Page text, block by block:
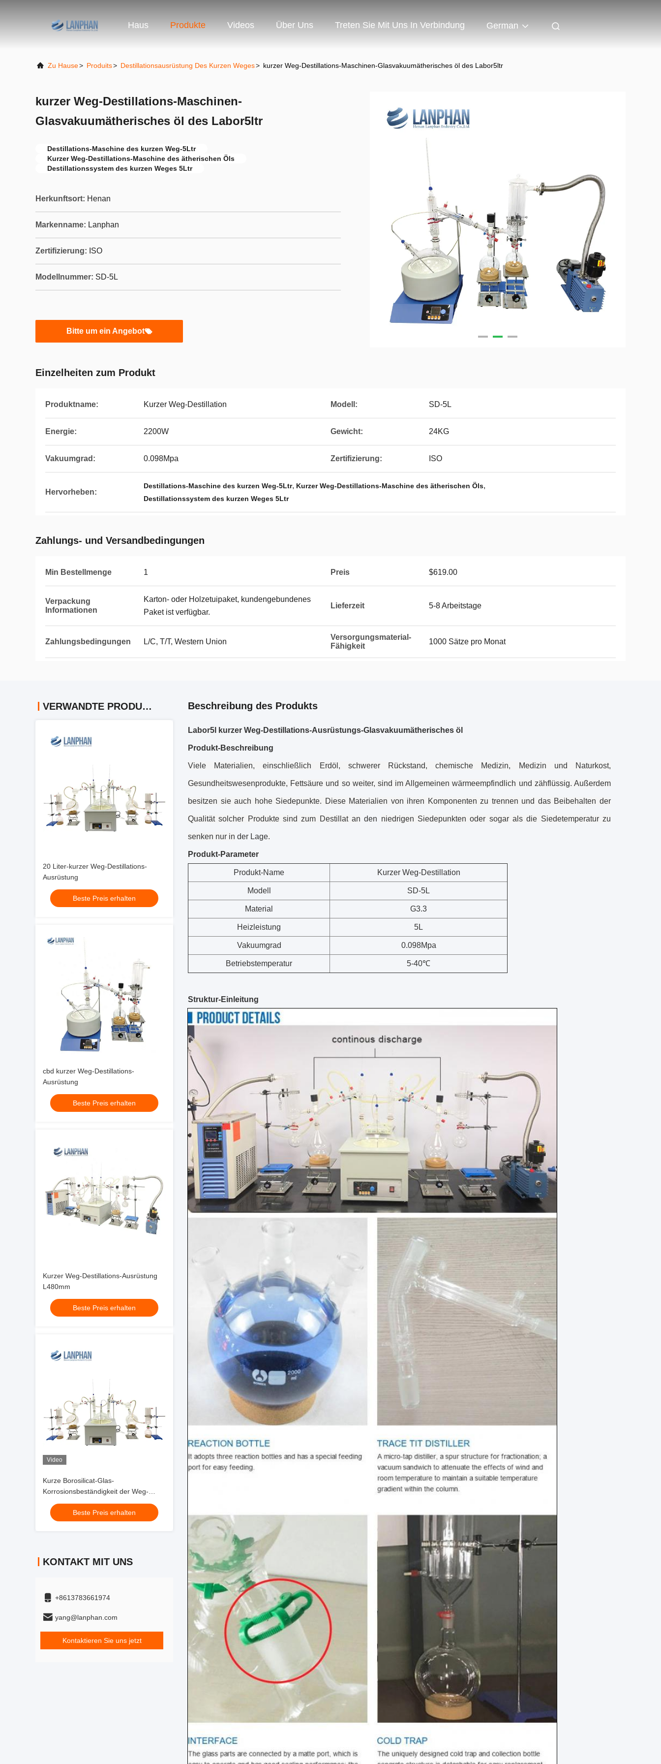
Haus Produkte Videos Über Uns Treten Sie Mit Uns In Verbindung German
Zu Hause> Produits> Destillationsausrüstung Des Kurzen Weges> kurzer Weg-Destillations-Maschinen-Glasvakuumätherisches öl des Labor5ltr
kurzer Weg-Destillations-Maschinen-
Glasvakuumätherisches öl des Labor5ltr
Destillations-Maschine des kurzen Weg-5Ltr
Kurzer Weg-Destillations-Maschine des ätherischen Öls
Destillationssystem des kurzen Weges 5Ltr
Herkunftsort: Henan
Markenname: Lanphan
Zertifizierung: ISO
Modellnummer: SD-5L
Bitte um ein Angebot
Einzelheiten zum Produkt
Produktname: Kurzer Weg-Destillation Modell: SD-5L
Energie: 2200W Gewicht: 24KG
Vakuumgrad: 0.098Mpa Zertifizierung: ISO
Hervorheben:
Destillations-Maschine des kurzen Weg-5Ltr, Kurzer Weg-Destillations-Maschine des ätherischen Öls,
Destillationssystem des kurzen Weges 5Ltr
Zahlungs- und Versandbedingungen
Min Bestellmenge 1 Preis $619.00
Verpackung
Informationen
Karton- oder Holzetuipaket, kundengebundenes
Paket ist verfügbar.
Lieferzeit 5-8 Arbeitstage
Zahlungsbedingungen L/C, T/T, Western Union
Versorgungsmaterial-
Fähigkeit
1000 Sätze pro Monat
VERWANDTE PRODUKTE
20 Liter-kurzer Weg-Destillations-
Ausrüstung
Beste Preis erhalten
cbd kurzer Weg-Destillations-
Ausrüstung
Beste Preis erhalten
Kurzer Weg-Destillations-Ausrüstung
L480mm
Beste Preis erhalten
Video
Kurze Borosilicat-Glas-
Korrosionsbeständigkeit der Weg-
Destillations-Ausrüstungs-20L hohe
Beste Preis erhalten
KONTAKT MIT UNS
+8613783661974
yang@lanphan.com
Kontaktieren Sie uns jetzt
Beschreibung des Produkts
Labor5l kurzer Weg-Destillations-Ausrüstungs-Glasvakuumätherisches öl
Produkt-Beschreibung
Viele Materialien, einschließlich Erdöl, schwerer Rückstand, chemische Medizin, Medizin und Naturkost,
Gesundheitswesenprodukte, Fettsäure und so weiter, sind im Allgemeinen wärmeempfindlich und zähflüssig. Außerdem
besitzen sie auch hohe Siedepunkte. Diese Materialien von ihren Komponenten zu trennen und das Beibehalten der
Qualität solcher Produkte sind zum Destillat an den niedrigen Siedepunkten oder sogar als die Siedetemperatur zu
senken nur in der Lage.
Produkt-Parameter
Produkt-Name Kurzer Weg-Destillation
Modell SD-5L
Material G3.3
Heizleistung 5L
Vakuumgrad 0.098Mpa
Betriebstemperatur 5-40℃
Struktur-Einleitung